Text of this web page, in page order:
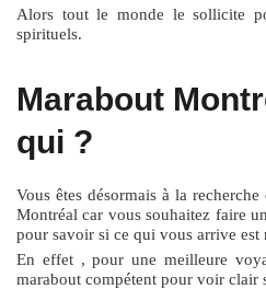
Alors tout le monde le sollicite
spirituels.
Marabout
qui ?
Vous êtes désormais à la
Montréal car vous souhaitez faire
pour savoir si ce qui vous arrive est
En effet , pour une meilleure
marabout compétent pour voir clair